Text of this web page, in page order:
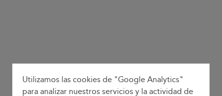
Utilizamos las cookies de "Google Analytics"
para analizar nuestros servicios y la actividad de